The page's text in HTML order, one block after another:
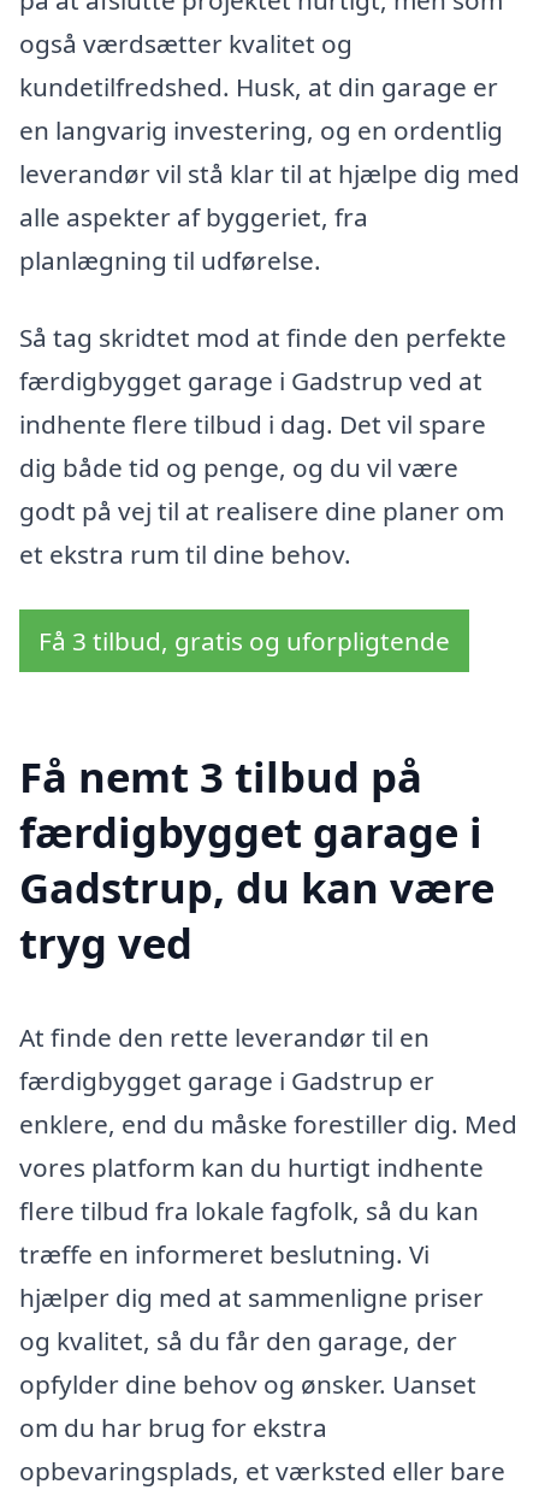
også værdsætter kvalitet og
kundetilfredshed. Husk, at din garage er
en langvarig investering, og en ordentlig
leverandør vil stå klar til at hjælpe dig med
alle aspekter af byggeriet, fra
planlægning til udførelse.
Så tag skridtet mod at finde den perfekte
færdigbygget garage i Gadstrup ved at
indhente flere tilbud i dag. Det vil spare
dig både tid og penge, og du vil være
godt på vej til at realisere dine planer om
et ekstra rum til dine behov.
Få 3 tilbud, gratis og uforpligtende
Få nemt 3 tilbud på
færdigbygget garage i
Gadstrup, du kan være
tryg ved
At finde den rette leverandør til en
færdigbygget garage i Gadstrup er
enklere, end du måske forestiller dig. Med
vores platform kan du hurtigt indhente
flere tilbud fra lokale fagfolk, så du kan
træffe en informeret beslutning. Vi
hjælper dig med at sammenligne priser
og kvalitet, så du får den garage, der
opfylder dine behov og ønsker. Uanset
om du har brug for ekstra
opbevaringsplads, et værksted eller bare